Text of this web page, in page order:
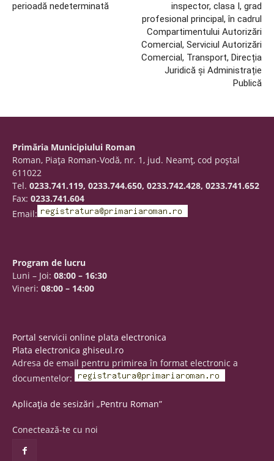
perioadă nedeterminată
inspector, clasa I, grad
profesional principal, în cadrul
Compartimentului Autorizări
Comercial, Serviciul Autorizări
Comercial, Transport, Direcția
Juridică și Administrație
Publică
Primăria Municipiului Roman
Roman, Piaţa Roman-Vodă, nr. 1, jud. Neamţ, cod poştal
611022
Tel. 0233.741.119, 0233.744.650, 0233.742.428, 0233.741.652
Fax: 0233.741.604
Email:
Program de lucru
Luni – Joi: 08:00 – 16:30
Vineri: 08:00 – 14:00
Portal servicii online plata electronica
Plata electronica ghiseul.ro
Adresa de email pentru primirea în format electronic a
documentelor:
Aplicația de sesizări „Pentru Roman”
Conectează-te cu noi